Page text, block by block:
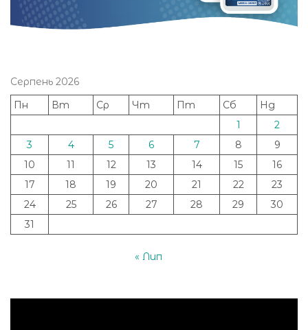
Серпень 2026
Пн
Вт Ср Чт Пт Сб
Нд
1
2
3
4 5 6 7 8
9
10
11 12 13 14 15
16
17
18 19 20 21 22
23
24
25 26 27 28 29
30
31
« Лип